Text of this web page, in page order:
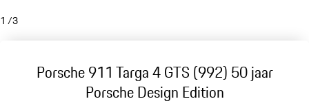
1 /3
Porsche 911 Targa 4 GTS (992) 50 jaar
Porsche Design Edition